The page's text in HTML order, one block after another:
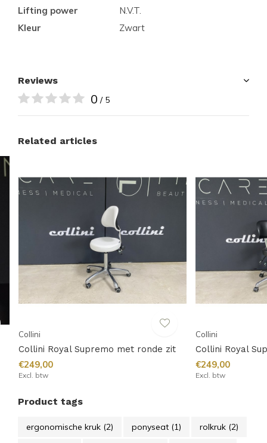
Lifting power
N.V.T.
Kleur
Zwart
Reviews
0 / 5
Related articles
Collini
Collini Royal Supremo met ronde zit
€249,00
Excl. btw
Collini
Collini Royal
€249,00
Excl. btw
Product tags
ergonomische kruk (2) ponyseat (1) rolkruk (2)